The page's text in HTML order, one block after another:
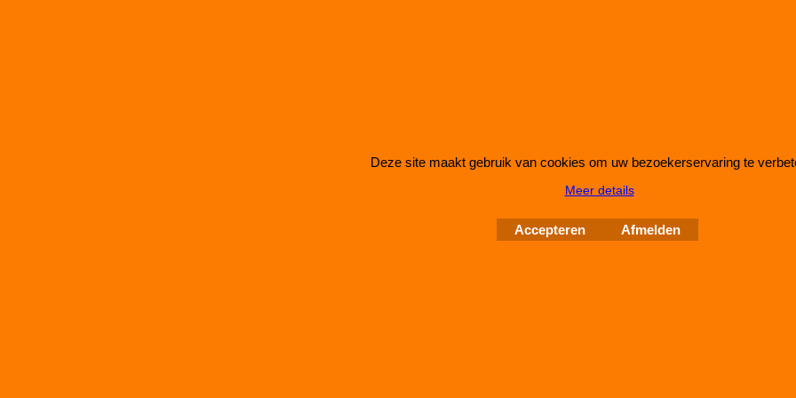
Deze site maakt gebruik van cookies om uw bezoekerservaring te
Meer details
Accepteren Afmelden